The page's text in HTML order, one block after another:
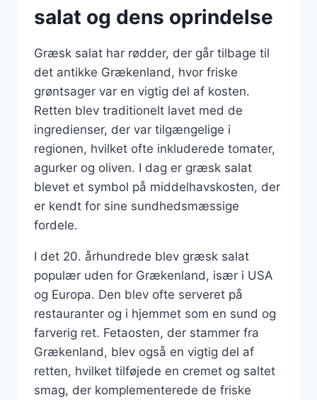
salat og dens oprindelse
Græsk salat har rødder, der går tilbage til
det antikke Grækenland, hvor friske
grøntsager var en vigtig del af kosten.
Retten blev traditionelt lavet med de
ingredienser, der var tilgængelige i
regionen, hvilket ofte inkluderede tomater,
agurker og oliven. I dag er græsk salat
blevet et symbol på middelhavskosten, der
er kendt for sine sundhedsmæssige
fordele.
I det 20. århundrede blev græsk salat
populær uden for Grækenland, især i USA
og Europa. Den blev ofte serveret på
restauranter og i hjemmet som en sund og
farverig ret. Fetaosten, der stammer fra
Grækenland, blev også en vigtig del af
retten, hvilket tilføjede en cremet og saltet
smag, der komplementerede de friske